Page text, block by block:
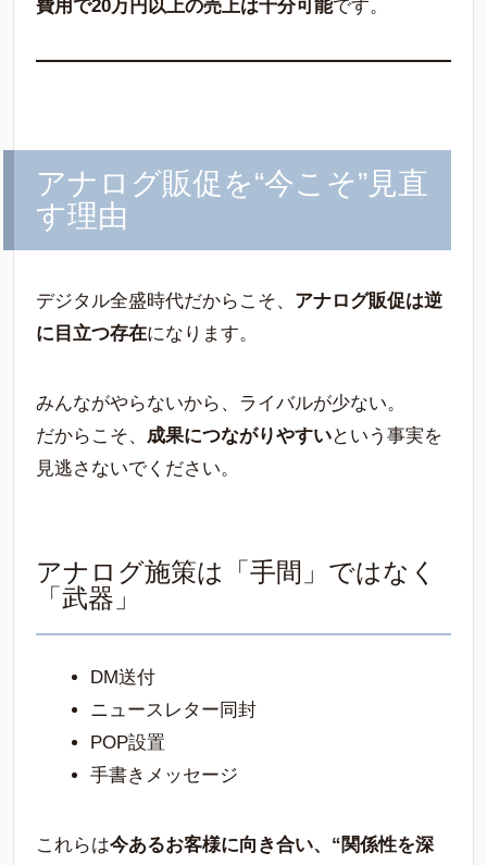
費用で20万円以上の売上は十分可能です。
アナログ販促を“今こそ”見直
す理由
デジタル全盛時代だからこそ、 アナログ販促は逆
に目立つ存在になります。
みんながやらないから、ライバルが少ない。
だからこそ、 成果につながりやすいという事実を
見逃さないでください。
アナログ施策は「手間」ではなく
「武器」
DM送付
ニュースレター同封
POP設置
手書きメッセージ
これらは今あるお客様に向き合い、“関係性を深